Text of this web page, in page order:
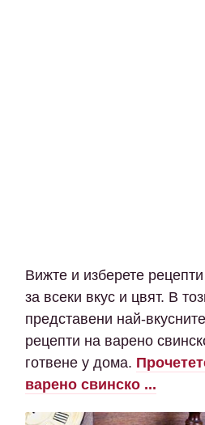
Вижте и изберете
за всеки вкус и цвят. В
представени най-
рецепти на варено
готвене у дома.
варено свинско ...